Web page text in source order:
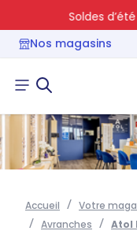
Soldes d’été :
Nos magasins
Accueil Votre
Avranches
Atol